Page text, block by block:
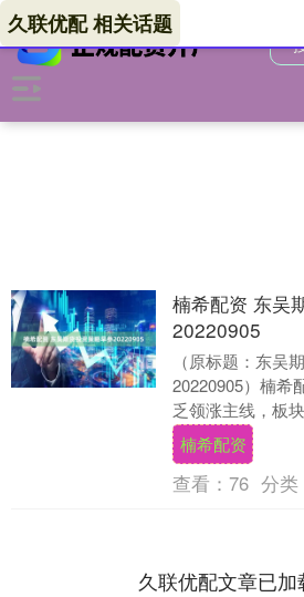
久联优配 相关话题
楠希配资 东吴
20220905
（原标题：东吴
20220905）楠希
乏领涨主线，板
相对抗跌。在经
境下，....
楠希配资
查看： 76 分类
久联优配文章已加